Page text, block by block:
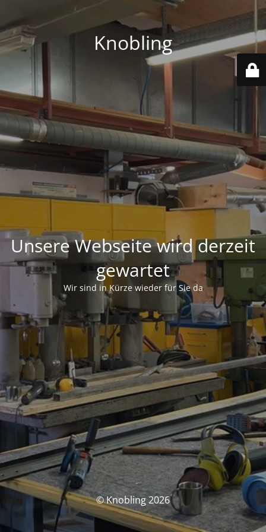
Knobling
Unsere Webseite wird derzeit
gewartet
Wir sind in Kürze wieder für Sie da
© Knobling 2026